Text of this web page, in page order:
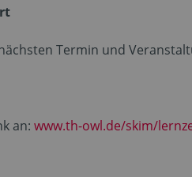
Termin und
an: www.th-owl.de/skim/